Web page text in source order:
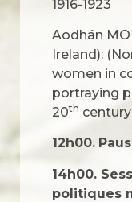
1916-1923
Aodhán
Ireland):
women in
portraying
20th
12h00.
14h00.
politiques